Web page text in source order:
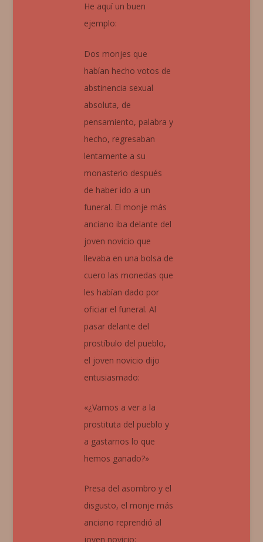
He aquí un buen
ejemplo:
Dos monjes que
habían hecho votos de
abstinencia sexual
absoluta, de
pensamiento, palabra y
hecho, regresaban
lentamente a su
monasterio después
de haber ido a un
funeral. El monje más
anciano iba delante del
joven novicio que
llevaba en una bolsa de
cuero las monedas que
les habían dado por
oficiar el funeral. Al
pasar delante del
prostíbulo del pueblo,
el joven novicio dijo
entusiasmado:
«¿Vamos a ver a la
prostituta del pueblo y
a gastarnos lo que
hemos ganado?»
Presa del asombro y el
disgusto, el monje más
anciano reprendió al
joven novicio: